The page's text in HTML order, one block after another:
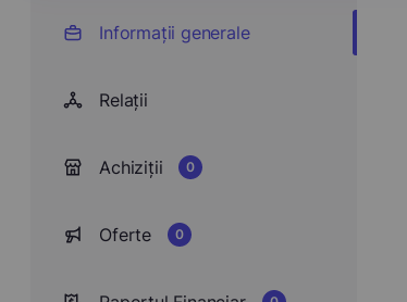
Informații generale
Relații
Achiziții 0
Oferte 0